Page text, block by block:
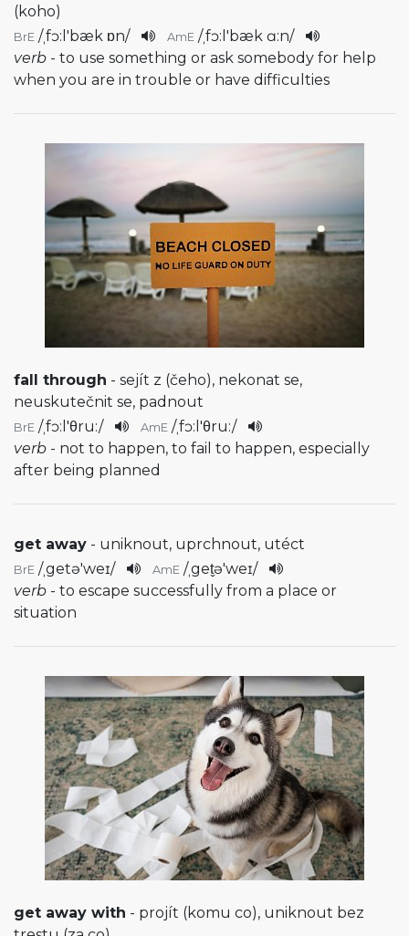
(koho)
BrE /ˌfɔ:l'bæk ɒn/ AmE /ˌfɔ:l'bæk ɑ:n/
verb - to use something or ask somebody for help
when you are in trouble or have difficulties
fall through - sejít z (čeho), nekonat se,
neuskutečnit se, padnout
BrE /ˌfɔ:l'θru:/ AmE /ˌfɔ:l'θru:/
verb - not to happen, to fail to happen, especially
after being planned
get away - uniknout, uprchnout, utéct
BrE /ˌgetə'weɪ/ AmE /ˌget̬ə'weɪ/
verb - to escape successfully from a place or
situation
get away with - projít (komu co), uniknout bez